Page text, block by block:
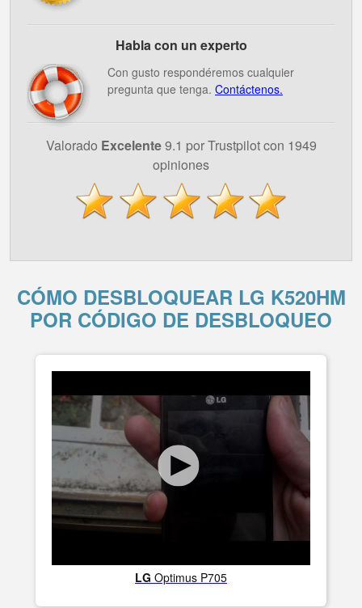
Habla con un experto
Con gusto respondéremos cualquier
pregunta que tenga. Contáctenos.
Valorado Excelente9.1 por Trustpilot con 1949
opiniones
CÓMO DESBLOQUEAR LG K520HM
POR CÓDIGO DE DESBLOQUEO
LG Optimus P705